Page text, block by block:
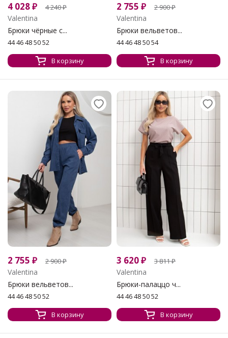
4 028₽ 4 240₽
Valentina
Брюки чёрные с...
44 46 48 50 52
В корзину
2 755 ₽ 2 900₽
Valentina
Брюки вельветов...
44 46 48 50 54
В корзину
2 755 ₽ 2 900₽
Valentina
Брюки вельветов...
44 46 48 50 52
В корзину
3 620₽ 3 811₽
Valentina
Брюки-палаццо ч...
44 46 48 50 52
В корзину